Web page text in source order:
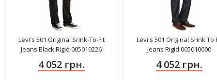
Levi's 501 Original Srink-To-Fit
Jeans Black Rigid 005010226
4 052 грн.
Levi's 501 Original Srink To
Jeans Rigid 005010000
4 052 грн.